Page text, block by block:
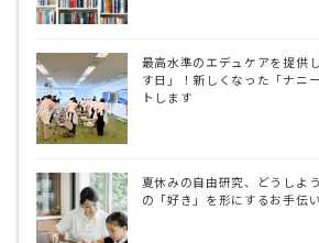
最高水準のエデュケアを提供
す日」！新しくなった「ナニ
トします
夏休みの自由研究、どうしよ
の「好き」を形にするお手伝